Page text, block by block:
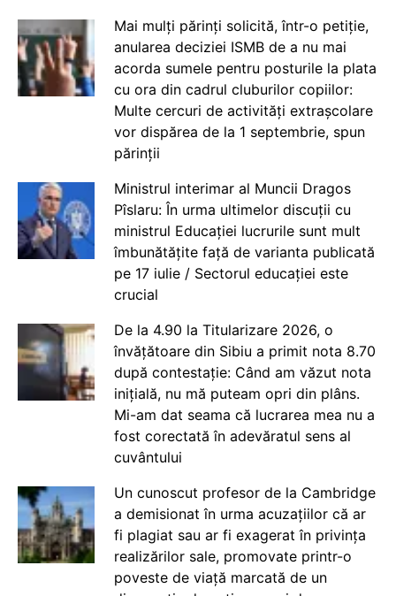
Mai mulți părinți solicită, într-o petiție,
anularea deciziei ISMB de a nu mai
acorda sumele pentru posturile la plata
cu ora din cadrul cluburilor copiilor:
Multe cercuri de activități extrașcolare
vor dispărea de la 1 septembrie, spun
părinții
Ministrul interimar al Muncii Dragos
Pîslaru: În urma ultimelor discuții cu
ministrul Educației lucrurile sunt mult
îmbunătățite față de varianta publicată
pe 17 iulie / Sectorul educației este
crucial
De la 4.90 la Titularizare 2026, o
învățătoare din Sibiu a primit nota 8.70
după contestație: Când am văzut nota
inițială, nu mă puteam opri din plâns.
Mi-am dat seama că lucrarea mea nu a
fost corectată în adevăratul sens al
cuvântului
Un cunoscut profesor de la Cambridge
a demisionat în urma acuzațiilor că ar
fi plagiat sau ar fi exagerat în privința
realizărilor sale, promovate printr-o
poveste de viață marcată de un